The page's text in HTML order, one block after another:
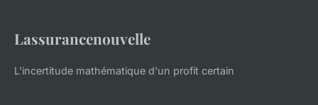
Lassurancenouvelle
L'incertitude mathématique d'un profit certain